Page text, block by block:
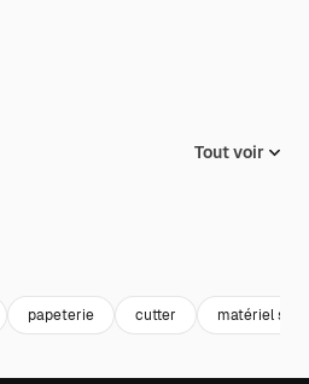
Tout voir
papeterie cutter matériel